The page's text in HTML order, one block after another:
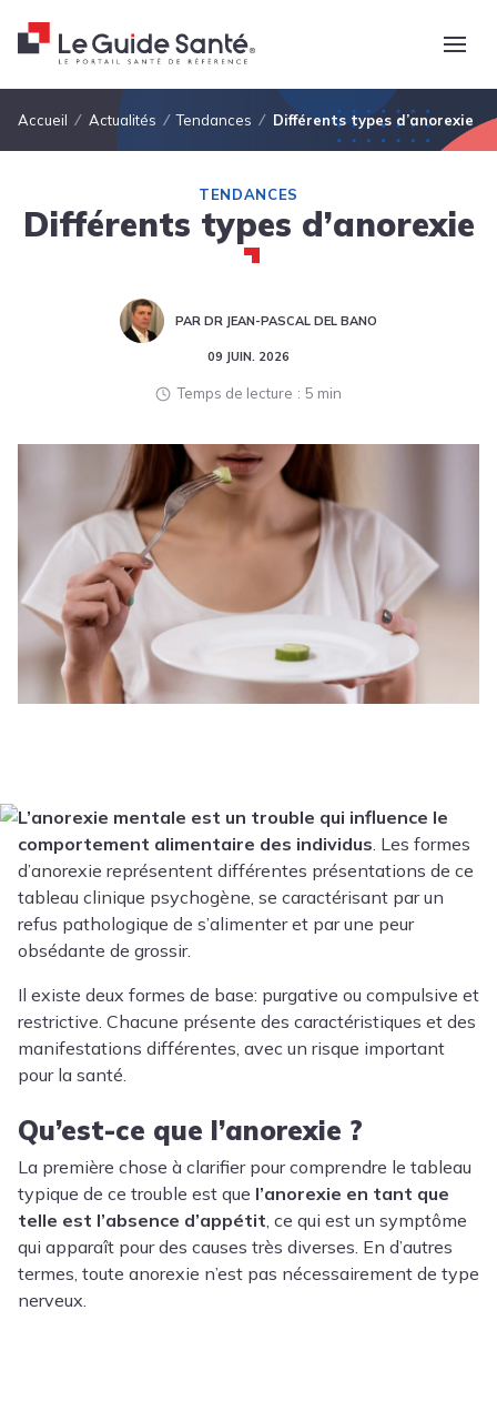
Fil d'Ariane
Accueil Actualités Tendances Différents types d’anorexie
TENDANCES
Différents types d’anorexie
PAR DR JEAN-PASCAL DEL BANO
09 JUIN. 2026
Temps de lecture 5 min
L’anorexie mentale est un trouble qui influence le
comportement alimentaire des individus. Les formes
d’anorexie représentent différentes présentations de ce
tableau clinique psychogène, se caractérisant par un
refus pathologique de s’alimenter et par une peur
obsédante de grossir.
Il existe deux formes de base: purgative ou compulsive et
restrictive. Chacune présente des caractéristiques et des
manifestations différentes, avec un risque important
pour la santé.
Qu’est-ce que l’anorexie ?
La première chose à clarifier pour comprendre le tableau
typique de ce trouble est que l’anorexie en tant que
telle est l’absence d’appétit, ce qui est un symptôme
qui apparaît pour des causes très diverses. En d’autres
termes, toute anorexie n’est pas nécessairement de type
nerveux.